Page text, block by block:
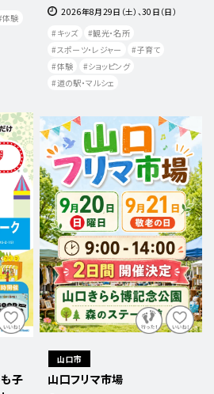
体験
2026年8月29日（土）、30日（日）
キッズ
観光・名所
スポーツ・レジャー
子育て
体験
ショッピング
道の駅・マルシェ
子
山口市
山口フリマ市場